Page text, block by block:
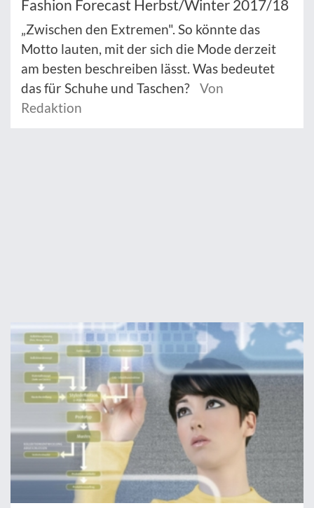
Fashion Forecast Herbst/Winter 2017/18
„Zwischen den Extremen". So könnte das
Motto lauten, mit der sich die Mode derzeit
am besten beschreiben lässt. Was bedeutet
das für Schuhe und Taschen?
Von
Redaktion